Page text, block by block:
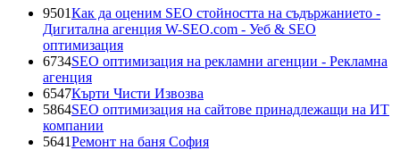
9501Как да оценим SEO стойността на съдържанието -
Дигитална агенция W-SEO.com - Уеб & SEO
оптимизация
6734SEO оптимизация на рекламни агенции - Рекламна
агенция
6547Кърти Чисти Извозва
5864SEO оптимизация на сайтове принадлежащи на ИТ
компании
5641Ремонт на баня София